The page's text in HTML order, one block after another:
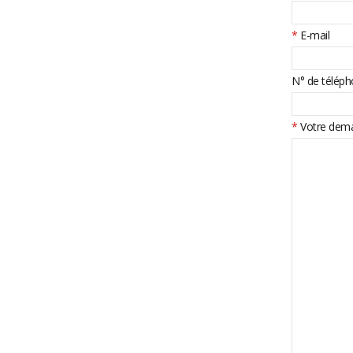
* E-mail
N° de
* Votre